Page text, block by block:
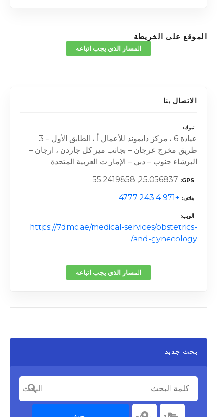
الموقع على الخريطة
المسار الذي يجب اتباعه
الاتصال بنا
تبوك
عيادة 6 ، مركز دايموند للأعمال أ ، الطابق الأول – 3
طريق مخرج عرجان – بجانب ميراكل جاردن ، ارجان –
البرشاء جنوب – دبي – الإمارات العربية المتحدة
GPS
25.056837, 55.2419858
هاتف +971 4 243 4777
الويب
https://7dmc.ae/medical-services/obstetrics-
and-gynecology/
المسار الذي يجب اتباعه
بحث جديد
كلمة البحث